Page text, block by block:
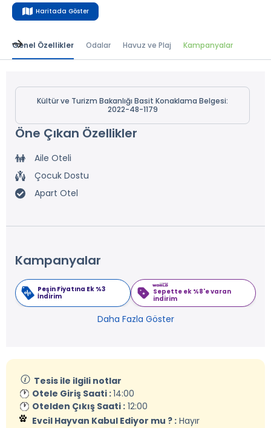
Haritada Göster
Genel Özellikler Odalar Havuz ve Plaj Kampanyalar
Kültür ve Turizm Bakanlığı Basit Konaklama Belgesi:
2022-48-1179
Öne Çıkan Özellikler
Aile Oteli
Çocuk Dostu
Apart Otel
Kampanyalar
Peşin Fiyatına Ek %3
İndirim
Sepette ek %8'e varan
indirim
Daha Fazla Göster
Tesis ile ilgili notlar
Otele Giriş Saati :14:00
Otelden Çıkış Saati : 12:00
Evcil Hayvan Kabul Ediyor mu ? : Hayır